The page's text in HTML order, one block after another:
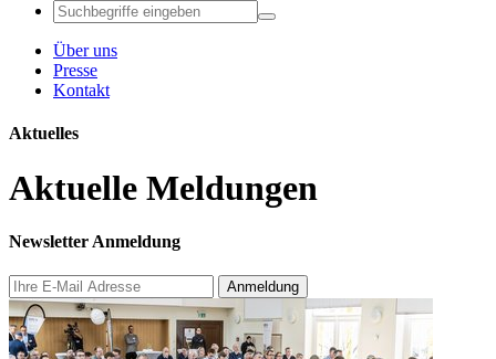
Über uns
Presse
Kontakt
Aktuelles
Aktuelle Meldungen
Newsletter Anmeldung